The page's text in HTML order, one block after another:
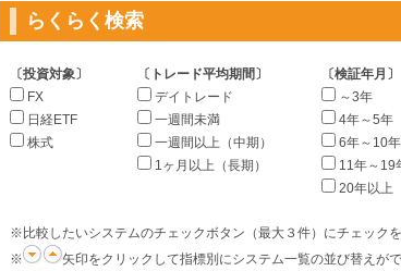
らくらく検索
〔投資対象〕
FX
日経ETF
株式
〔トレード平均期間〕
デイトレード
一週間未満
一週間以上（中期）
1ヶ月以上（長期）
〔検証年月〕
～3年
4年～5年
6年～10年
11年～19
20年以上
※比較したいシステムのチェックボタン（最大３件）にチェック
※
矢印をクリックして指標別にシステム一覧の並び替えがで